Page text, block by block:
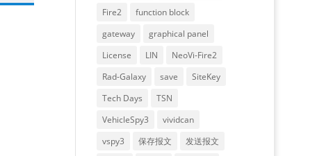
Fire2
function block
gateway
graphical panel
License
LIN
NeoVi-Fire2
Rad-Galaxy
save
SiteKey
Tech Days
TSN
VehicleSpy3
vividcan
vspy3
保存报文
发送报文